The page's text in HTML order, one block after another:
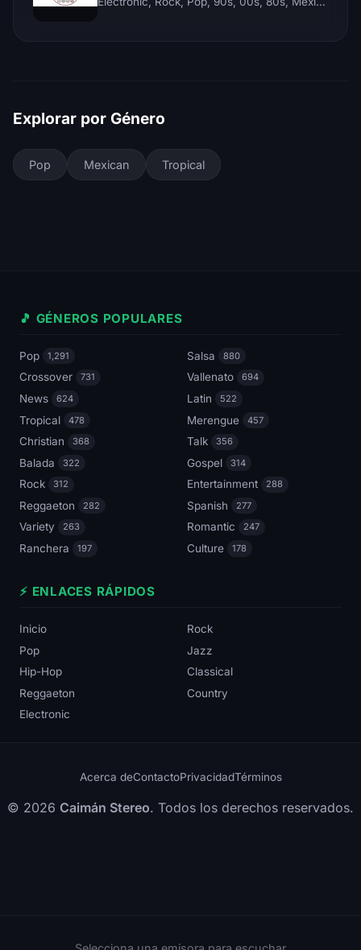
Explorar por Género
Pop Mexican Tropical
🎵 GÉNEROS POPULARES
Pop 1,291 Salsa 880
Crossover 731 Vallenato 694
News 624 Latin 522
Tropical 478 Merengue 457
Christian 368 Talk 356
Balada 322 Gospel 314
Rock 312 Entertainment 288
Reggaeton 282 Spanish 277
Variety 263 Romantic 247
Ranchera 197 Culture 178
⚡ ENLACES RÁPIDOS
Inicio
Rock
Pop
Jazz
Hip-Hop
Classical
Reggaeton
Country
Electronic
Acerca deContactoPrivacidadTérminos
© 2026 Caimán Stereo. Todos los derechos reservados.